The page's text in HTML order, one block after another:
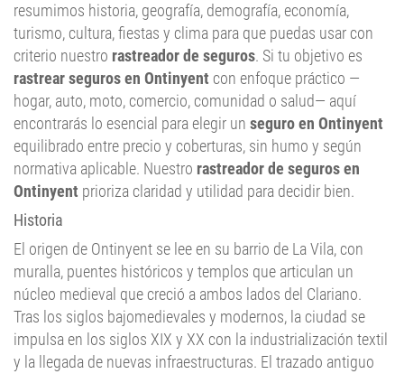
resumimos historia, geografía, demografía, economía,
turismo, cultura, fiestas y clima para que puedas usar con
criterio nuestro rastreador de seguros. Si tu objetivo es
rastrear seguros en Ontinyent con enfoque práctico —
hogar, auto, moto, comercio, comunidad o salud— aquí
encontrarás lo esencial para elegir un seguro en Ontinyent
equilibrado entre precio y coberturas, sin humo y según
normativa aplicable. Nuestro rastreador de seguros en
Ontinyent prioriza claridad y utilidad para decidir bien.
Historia
El origen de Ontinyent se lee en su barrio de La Vila, con
muralla, puentes históricos y templos que articulan un
núcleo medieval que creció a ambos lados del Clariano.
Tras los siglos bajomedievales y modernos, la ciudad se
impulsa en los siglos XIX y XX con la industrialización textil
y la llegada de nuevas infraestructuras. El trazado antiguo